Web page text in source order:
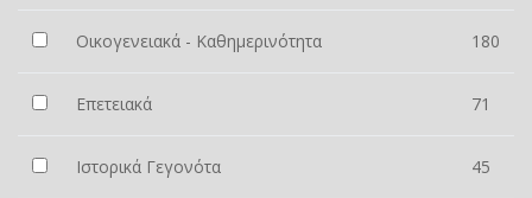
Οικογενειακά - Καθημερινότητα 180
Επετειακά 71
Ιστορικά Γεγονότα 45